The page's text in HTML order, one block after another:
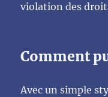
violation des
Comment
Avec un simple